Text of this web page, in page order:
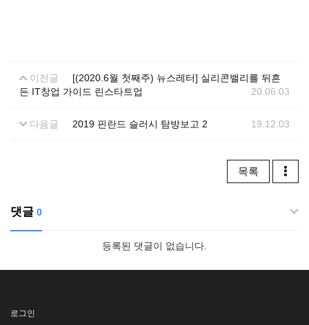
이전글
[(2020.6월 첫째주) 뉴스레터] 실리콘밸리를 뒤흔
든 IT창업 가이드 린스타트업
20.06.03
다음글 2019 핀란드 슬러시 탐방보고 2 19.12.03
목록
댓글 0
등록된 댓글이 없습니다.
로그인